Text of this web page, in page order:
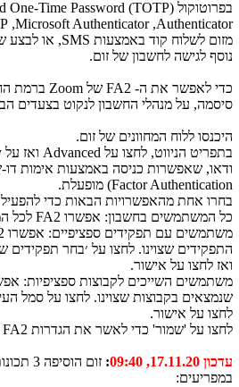
בפרוטוקול One-Time Password (TOTP)
Authenticator
,
Microsoft Authenticator
,
מזום לשלוח קוד באמצעות SMS, או לבצע
נוסף לגישה לחשבון של זום.
כדי לאפשר את ה- 2 FA של Zoom ברמת
סיסמה, על מנהלי החשבון לנקוט בצעדים
היכנסו ללוח המחוונים של זום.
בתפריט הניווט, לחצו על Advanced ואז על
ודאו, שאפשרות כניסה באמצעות אימות
Factor Authentication) מופעלת.
בחרו אחת מהאפשרויות הבאות כדי להפעיל 2
כל המשתמשים בחשבון: אפשרו 2
FA לכל
משתמשים עם תפקידים ספציפיים: אפשרו 2
התפקידים שצוינו. לחצו על ׳בחר תפקידים
ואז לחצו על אישור.
משתמשים השייכים לקבוצות ספציפיות:
שנמצאים בקבוצות שצוינו. לחצו על סמל
לחצו על אישור.
לחצו על 'שמור' כדי לאשר את הגדרות 2
FA
עדכון 17.11.20, 09:40 :
זום
במפריעים: